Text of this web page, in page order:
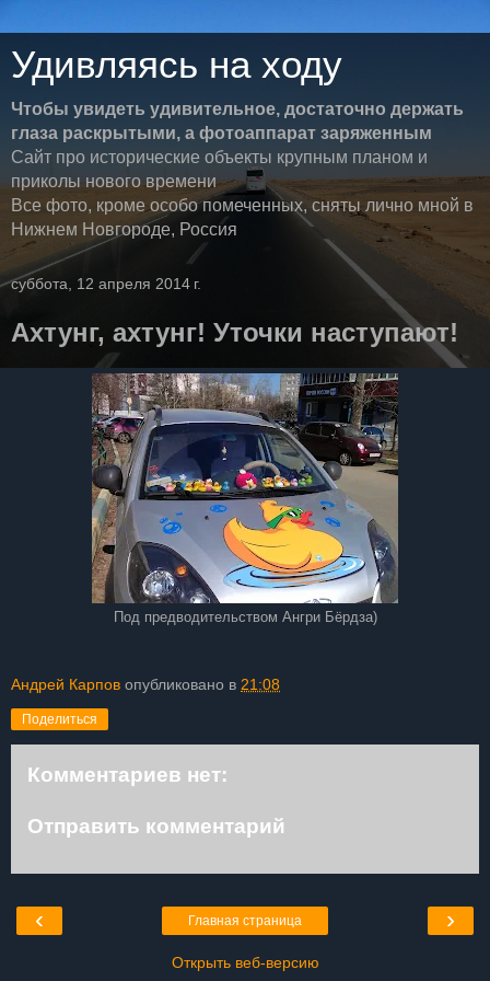
Удивляясь на ходу
Чтобы увидеть удивительное, достаточно держать
глаза раскрытыми, а фотоаппарат заряженным
Сайт про исторические объекты крупным планом и
приколы нового времени
Все фото, кроме особо помеченных, сняты лично мной в
Нижнем Новгороде, Россия
суббота, 12 апреля 2014 г.
Ахтунг, ахтунг! Уточки наступают!
Под предводительством Ангри Бёрдза)
Андрей Карпов опубликовано в 21:08
Поделиться
Комментариев нет:
Отправить комментарий
‹ ›
Главная страница
Открыть веб-версию